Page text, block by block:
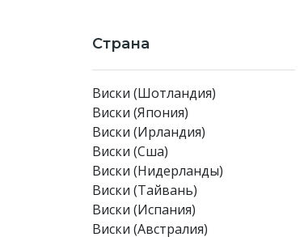
Страна
Виски (Шотландия)
Виски (Япония)
Виски (Ирландия)
Виски (Сша)
Виски (Нидерланды)
Виски (Тайвань)
Виски (Испания)
Виски (Австралия)